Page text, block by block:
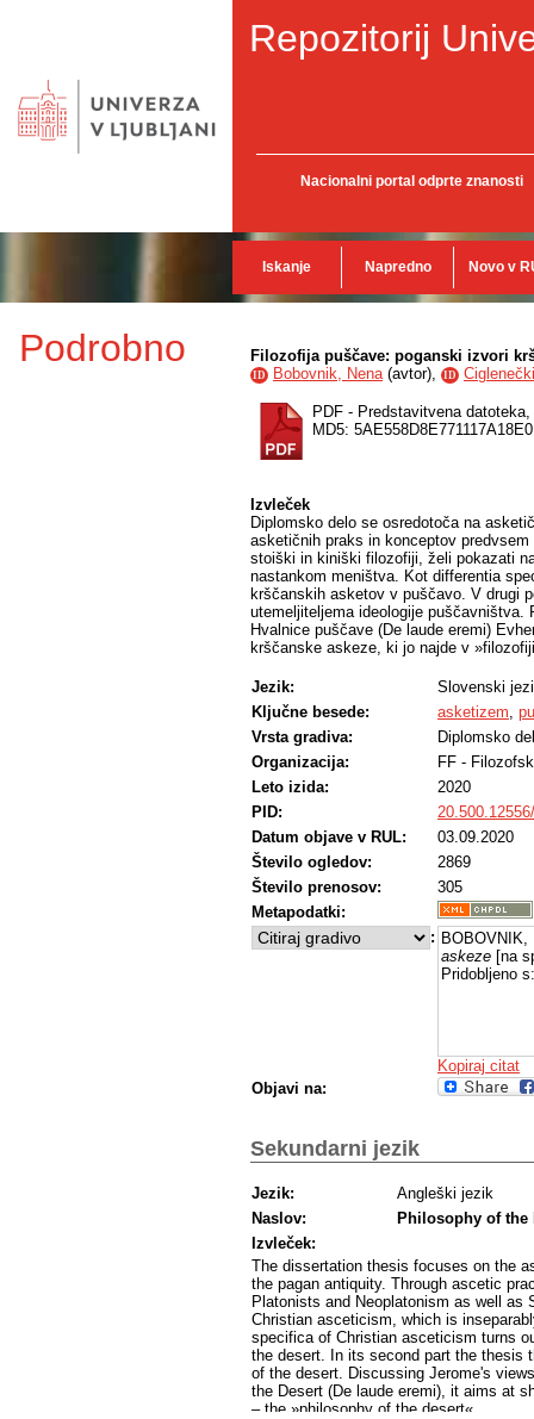
Repozitorij
Nacionalni portal odprte znanosti
Iskanje Napredno Novo v
Podrobno Filozofija puščave: poganski izvori
ID Bobovnik, Nena(avtor), ID
PDF - Predstavitvena datoteka,
MD5:
Izvleček
Diplomsko delo se osredotoča na
asketičnih praks in konceptov
stoiški in kiniški filozofiji, želi pokazati
nastankom meništva. Kot differentia
krščanskih asketov v puščavo. V drugi
utemeljiteljema ideologije puščavništva.
Hvalnice puščave (De laude eremi)
krščanske askeze, ki jo najde v
Jezik:
Slovenski
Ključne besede:
asketizem,
Vrsta gradiva:
Diplomsko
Organizacija:
FF -
Leto izida:
2020
PID:
Datum objave v RUL:
03.09.2020
Število ogledov:
2869
Število prenosov:
305
Metapodatki:
:
askeze [na
Pridobljeno
Kopiraj citat
Objavi na:
Sekundarni jezik
Jezik:
Angleški jezik
Naslov:
Philosophy of the
Izvleček:
The dissertation thesis focuses on the
the pagan antiquity. Through ascetic
Platonists and Neoplatonism as well
Christian asceticism, which is
specifica of Christian asceticism turns
the desert. In its second part the thesis
of the desert. Discussing Jerome's
the Desert (De laude eremi), it aims at
– the »philosophy of the desert«.